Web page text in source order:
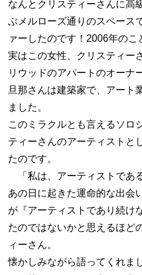
なんとクリスティーさんに高
ぶメルローズ通りのスペース
ァーしたのです！2006年のこ
実はこの女性、クリスティー
リウッドのアパートのオーナ
旦那さんは建築家で、アート
ました。
このミラクルとも言えるソロ
ティーさんのアーティストと
たのです。
「私は、アーティストであ
あの日に起きた運命的な出会
が『アーティストであり続け
たのではないかと思えるほど
ィーさん。
懐かしみながら語ってくれま